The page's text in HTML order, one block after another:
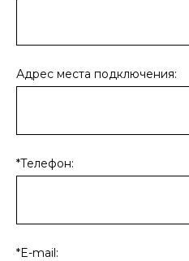
Адрес места подключения:
*Телефон:
*E-mail: